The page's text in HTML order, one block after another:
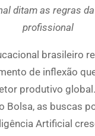
ditam as regras
profissional
brasileiro
de inflexão
produtivo
Bolsa, as buscas
Artificial